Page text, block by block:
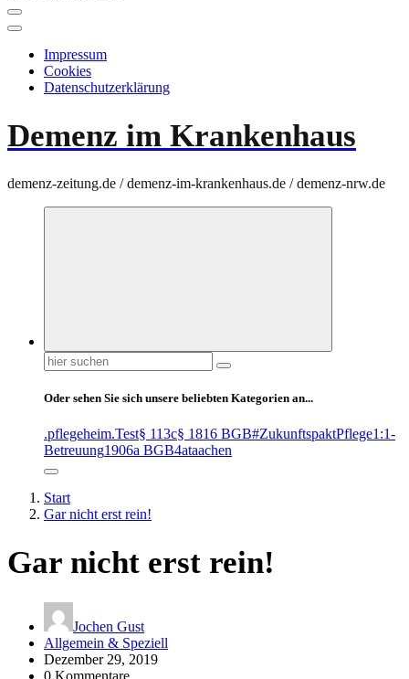
Impressum
Cookies
Datenschutzerklärung
Demenz im Krankenhaus
demenz-zeitung.de / demenz-im-krankenhaus.de / demenz-nrw.de
Suchen
nach:
Oder sehen Sie sich unsere beliebten Kategorien an...
.pflegeheim.Test§ 113c§ 1816 BGB#ZukunftspaktPflege1:1-
Betreuung1906a BGB4ataachen
Start
Gar nicht erst rein!
Gar nicht erst rein!
Jochen Gust
Allgemein & Speziell
Dezember 29, 2019